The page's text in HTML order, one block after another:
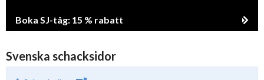
Boka SJ-tåg: 15 % rabatt
Svenska schacksidor